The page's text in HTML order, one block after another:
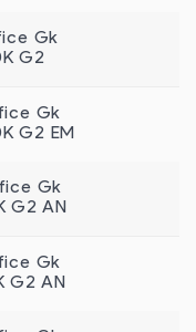
Gk
G2
Gk
G2 EM
Gk
G2 AN
Gk
G2 AN